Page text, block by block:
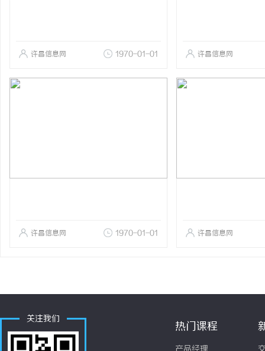
许昌信息网 1970-01-01 许昌信息网
许昌信息网 1970-01-01 许昌信息网
关注我们
热门课程